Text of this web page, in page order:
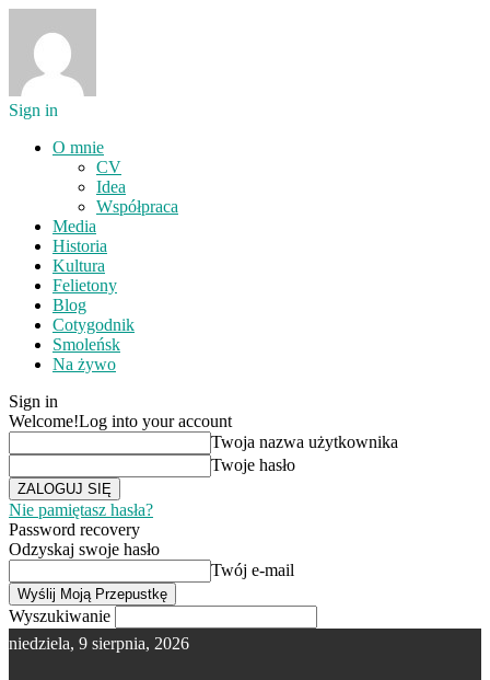
Sign in
O mnie
CV
Idea
Współpraca
Media
Historia
Kultura
Felietony
Blog
Cotygodnik
Smoleńsk
Na żywo
Sign in
Welcome!Log into your account
Twoja nazwa użytkownika
Twoje hasło
Nie pamiętasz hasła?
Password recovery
Odzyskaj swoje hasło
Twój e-mail
Wyszukiwanie
niedziela, 9 sierpnia, 2026